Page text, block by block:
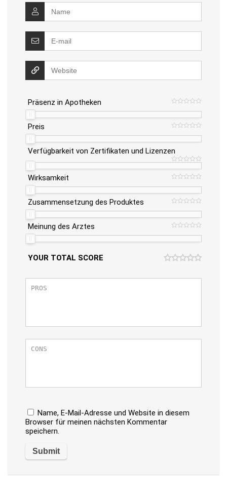
Präsenz in Apotheken
Preis
Verfügbarkeit von Zertifikaten und Lizenzen
Wirksamkeit
Zusammensetzung des Produktes
Meinung des Arztes
YOUR TOTAL SCORE
Name, E-Mail-Adresse und Website in diesem
Browser für meinen nächsten Kommentar
speichern.